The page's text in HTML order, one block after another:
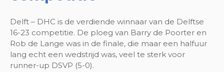
Delft – DHC is de verdiende winnaar van de Delftse
16-23 competitie. De ploeg van Barry de Poorter en
Rob de Lange was in de finale, die maar een halfuur
lang echt een wedstrijd was, veel te sterk voor
runner-up DSVP (5-0).